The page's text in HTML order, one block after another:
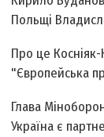
Польщі
Про це
"Європейська
Глава
Україна є